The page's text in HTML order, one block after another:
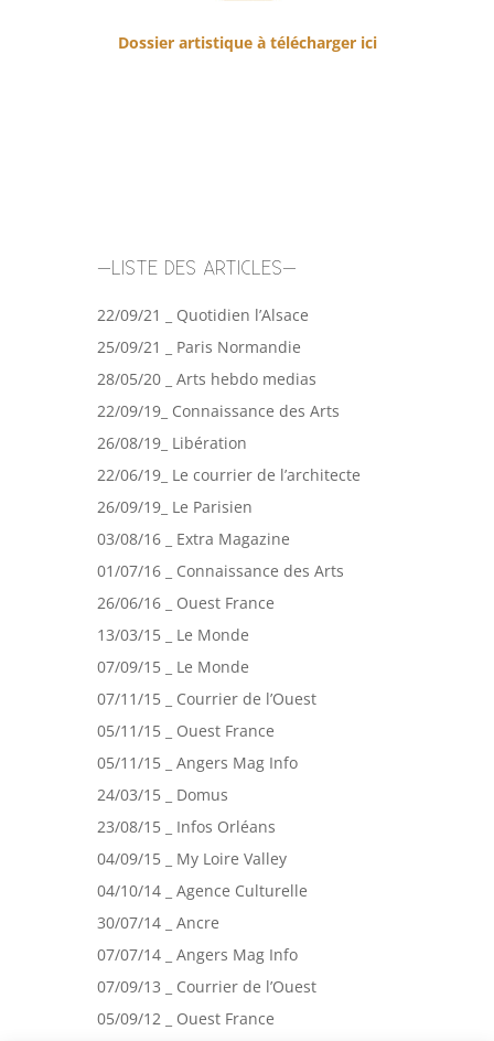
Dossier artistique à télécharger ici
–LISTE DES ARTICLES–
22/09/21 _ Quotidien l’Alsace
25/09/21 _ Paris Normandie
28/05/20 _ Arts hebdo medias
22/09/19_ Connaissance des Arts
26/08/19_ Libération
22/06/19_ Le courrier de l’architecte
26/09/19_ Le Parisien
03/08/16 _ Extra Magazine
01/07/16 _ Connaissance des Arts
26/06/16 _ Ouest France
13/03/15 _ Le Monde
07/09/15 _ Le Monde
07/11/15 _ Courrier de l’Ouest
05/11/15 _ Ouest France
05/11/15 _ Angers Mag Info
24/03/15 _ Domus
23/08/15 _ Infos Orléans
04/09/15 _ My Loire Valley
04/10/14 _ Agence Culturelle
30/07/14 _ Ancre
07/07/14 _ Angers Mag Info
07/09/13 _ Courrier de l’Ouest
05/09/12 _ Ouest France